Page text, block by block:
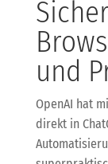
und
OpenAI hat
direkt in